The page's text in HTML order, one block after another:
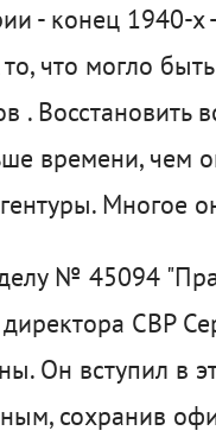
- конец 1940-х
что могло
. Восстановить
времени, чем
Многое
№ 45094
директора СВР
Он вступил в
сохранив